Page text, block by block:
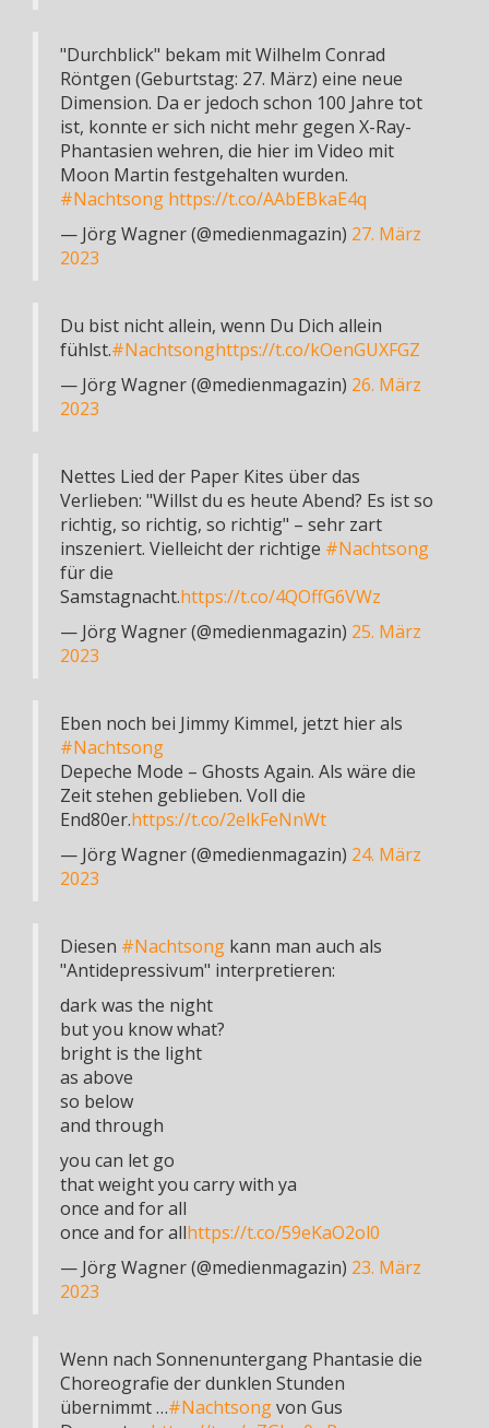
"Durchblick" bekam mit Wilhelm Conrad
Röntgen (Geburtstag: 27. März) eine neue
Dimension. Da er jedoch schon 100 Jahre tot
ist, konnte er sich nicht mehr gegen X-Ray-
Phantasien wehren, die hier im Video mit
Moon Martin festgehalten wurden.
#Nachtsong https://t.co/AAbEBkaE4q
— Jörg Wagner (@medienmagazin) 27. März
2023
Du bist nicht allein, wenn Du Dich allein
fühlst.#Nachtsonghttps://t.co/kOenGUXFGZ
— Jörg Wagner (@medienmagazin) 26. März
2023
Nettes Lied der Paper Kites über das
Verlieben: "Willst du es heute Abend? Es ist so
richtig, so richtig, so richtig" – sehr zart
inszeniert. Vielleicht der richtige #Nachtsong
für die
Samstagnacht.https://t.co/4QOffG6VWz
— Jörg Wagner (@medienmagazin) 25. März
2023
Eben noch bei Jimmy Kimmel, jetzt hier als
#Nachtsong
Depeche Mode – Ghosts Again. Als wäre die
Zeit stehen geblieben. Voll die
End80er.https://t.co/2elkFeNnWt
— Jörg Wagner (@medienmagazin) 24. März
2023
Diesen #Nachtsong kann man auch als
"Antidepressivum" interpretieren:
dark was the night
but you know what?
bright is the light
as above
so below
and through
you can let go
that weight you carry with ya
once and for all
once and for allhttps://t.co/59eKaO2ol0
— Jörg Wagner (@medienmagazin) 23. März
2023
Wenn nach Sonnenuntergang Phantasie die
Choreografie der dunklen Stunden
übernimmt …#Nachtsongvon Gus